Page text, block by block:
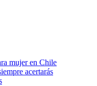
mujer en Chile
acertarás